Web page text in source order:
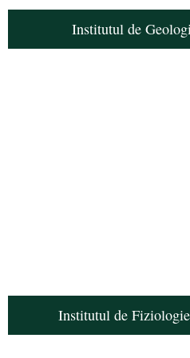
Institutul de
Institutul de